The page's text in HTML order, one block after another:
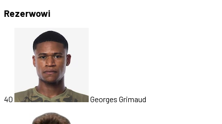
Rezerwowi
40 Georges Grimaud